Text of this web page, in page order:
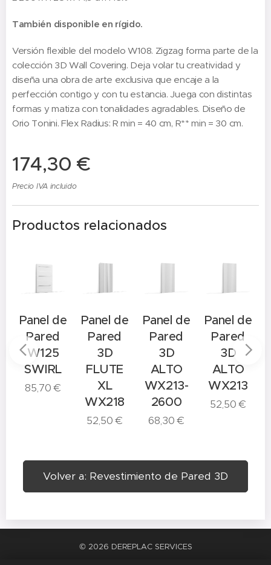
También disponible en rígido.
Versión flexible del modelo W108. Zigzag forma parte de la
colección 3D Wall Covering. Deja volar tu creatividad y
diseña una obra de arte exclusiva que encaje a la
perfección contigo y con tu estancia. Juega con distintas
formas y matiza con tonalidades agradables. Diseño de
Orio Tonini. Flex Radius: R min = 40 cm, R** min = 30 cm.
174,30 €
Precio IVA incluido
Productos relacionados
Panel de
Pared
W125
SWIRL
85,70€
Panel de
Pared
3D
FLUTE
XL
WX218
52,50€
Panel de
Pared
3D
ALTO
WX213-
2600
68,30€
Panel de
Pared
3D
ALTO
WX213
52,50€
Volver a: Revestimiento de Pared 3D
© 2026 DEREPLAC SERVICES